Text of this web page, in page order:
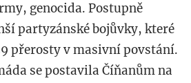
genocida. Postupně
partyzánské bojůvky, které
přerosty v masivní povstání.
se postavila Číňanům na